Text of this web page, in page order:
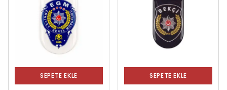
SEPETE EKLE SEPETE EKLE